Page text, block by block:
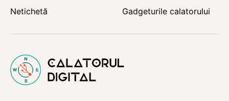
Netichetă Gadgeturile calatorului